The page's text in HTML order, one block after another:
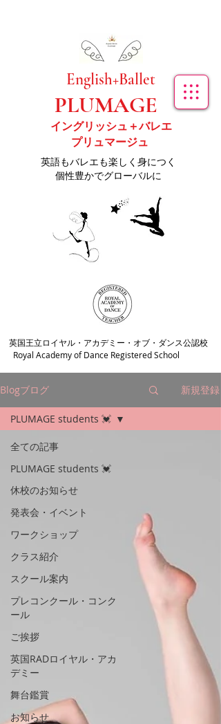
イングリッシュ＋バレエ
​English+Ballet
PLUMAGE
プリュマージュ
​英語もバレエも楽しく身につく
個性豊かでグローバルに
​英国王立ロイヤル・アカデミー・オブ・ダンス公認校
Royal Academy of Dance Registered School
Blogブログ 新規登録
全ての記事
PLUMAGE students 💓
休校のお知らせ
発表会・イベント
ワークショップ
クラス紹介
スクール案内
プレコンクール・コンク
ール
ご挨拶
英国RADロイヤル・アカ
デミー
舞台鑑賞
お知らせ
PLUMAGE students 💓